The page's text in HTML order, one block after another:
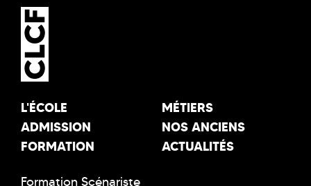
L'ÉCOLE
ADMISSION
FORMATION
MÉTIERS
NOS ANCIENS
ACTUALITÉS
Formation Scénariste